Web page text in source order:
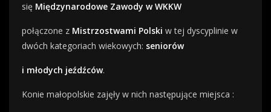
się Międzynarodowe Zawody w WKKW
połączone z Mistrzostwami Polski w tej dyscyplinie w
dwóch kategoriach wiekowych: seniorów
i młodych jeźdźców.
Konie małopolskie zajęły w nich następujące miejsca :